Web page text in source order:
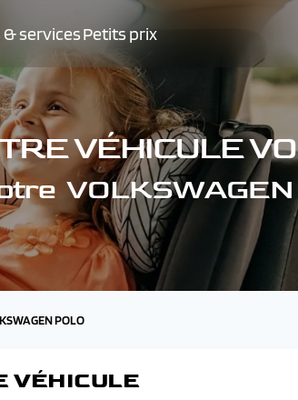
& servicesPetits prix
VÉHICULE
POLO
VÉHICULE